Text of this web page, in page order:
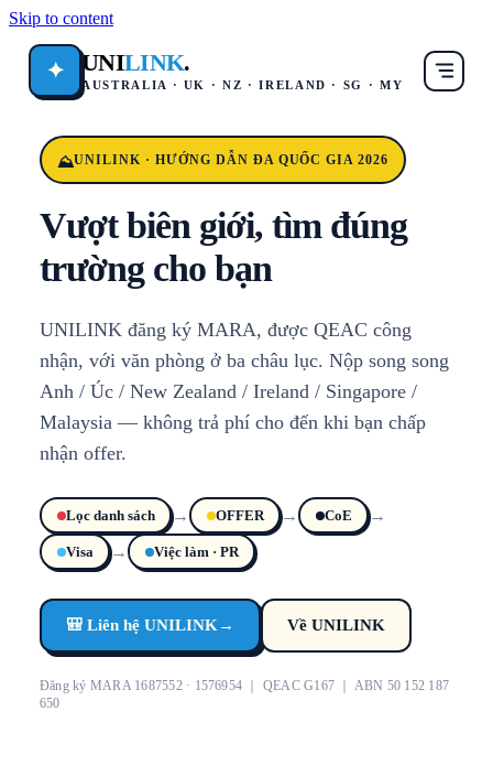
Skip to content
✦ UNILINK.
AUSTRALIA · UK · NZ · IRELAND · SG · MY
UNILINK · HƯỚNG DẪN ĐA QUỐC GIA 2026
Vượt biên giới, tìm đúng
trường cho bạn
UNILINK đăng ký MARA, được QEAC công
nhận, với văn phòng ở ba châu lục. Nộp song song
Anh / Úc / New Zealand / Ireland / Singapore /
Malaysia — không trả phí cho đến khi bạn chấp
nhận offer.
Lọc danh sách → OFFER → CoE →
Visa → Việc làm · PR
🎒 Liên hệ UNILINK → Về UNILINK
Đăng ký MARA 1687552 · 1576954 ｜ QEAC G167 ｜ ABN 50 152 187
650